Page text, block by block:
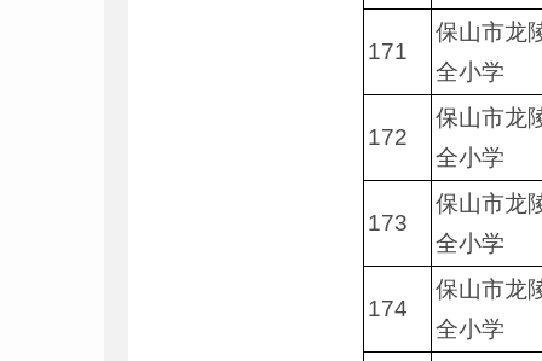
171
保山市龙
全小学
172
保山市龙
全小学
173
保山市龙
全小学
174
保山市龙
全小学